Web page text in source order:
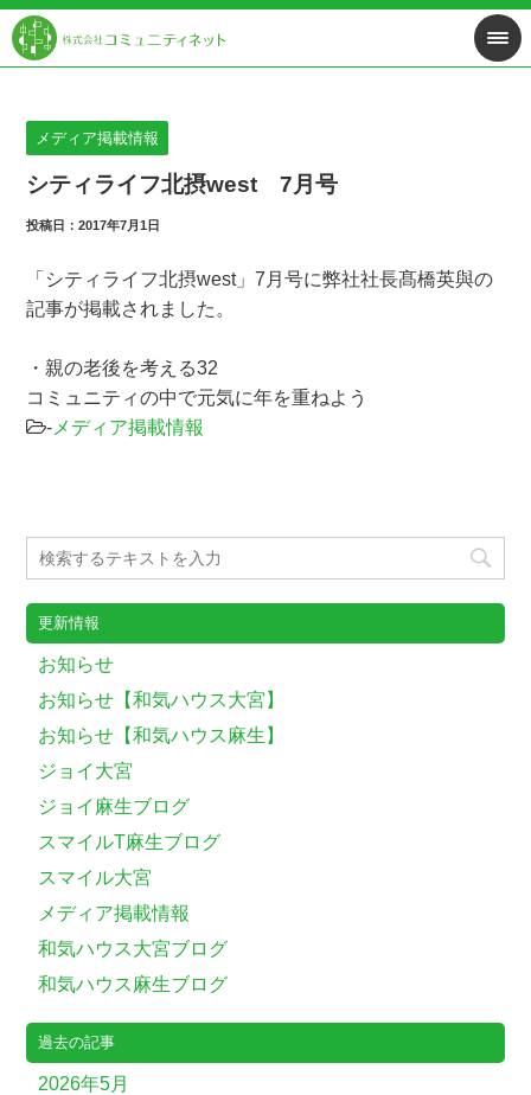
メディア掲載情報
シティライフ北摂west 7月号
投稿日：2017年7月1日
「シティライフ北摂west」7月号に弊社社長髙橋英與の
記事が掲載されました 。
・親の老後を考える32
コミュニティの中で元気に年を重ねよう
- メディア掲載情報
更新情報
お知らせ
お知らせ【和気ハウス大宮】
お知らせ【和気ハウス麻生】
ジョイ大宮
ジョイ麻生ブログ
スマイルT麻生ブログ
スマイル大宮
メディア掲載情報
和気ハウス大宮ブログ
和気ハウス麻生ブログ
過去の記事
2026年5月